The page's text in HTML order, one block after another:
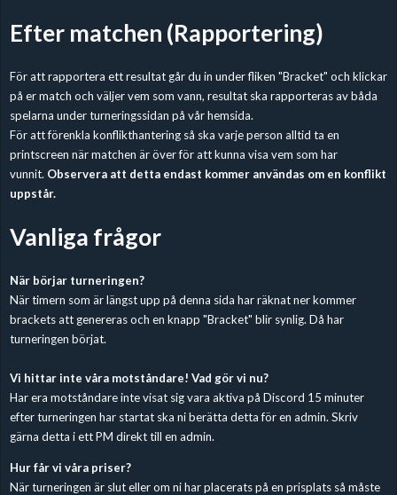
Efter matchen (Rapportering)
För att rapportera ett resultat går du in under fliken "Bracket" och klickar
på er match och väljer vem som vann, resultat ska rapporteras av båda
spelarna under turneringssidan på vår hemsida.
För att förenkla konflikthantering så ska varje person alltid ta en
printscreen när matchen är över för att kunna visa vem som har
vunnit. Observera att detta endast kommer användas om en konflikt
uppstår.
Vanliga frågor
När börjar turneringen?
När timern som är längst upp på denna sida har räknat ner kommer
brackets att genereras och en knapp "Bracket" blir synlig. Då har
turneringen börjat.
Vi hittar inte våra motståndare! Vad gör vi nu?
Har era motståndare inte visat sig vara aktiva på Discord 15 minuter
efter turneringen har startat ska ni berätta detta för en admin. Skriv
gärna detta i ett PM direkt till en admin.
Hur får vi våra priser?
När turneringen är slut eller om ni har placerats på en prisplats så måste